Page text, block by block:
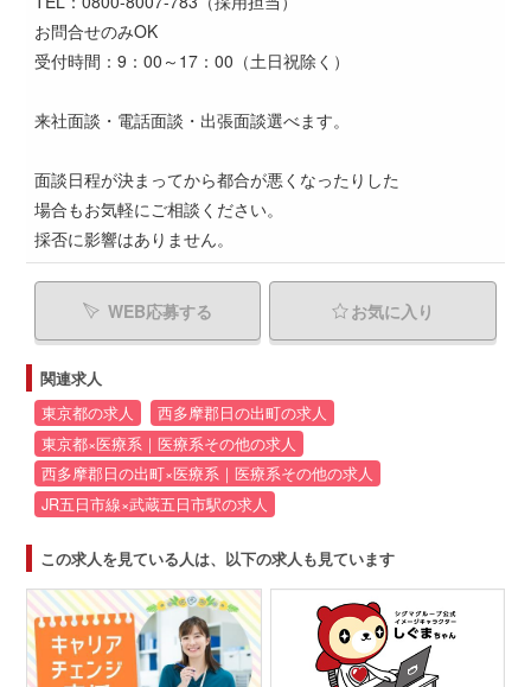
お問合せのみOK
受付時間：9：00～17：00（土日祝除く）
来社面談・電話面談・出張面談選べます。
面談日程が決まってから都合が悪くなったりした
場合もお気軽にご相談ください。
採否に影響はありません。
WEB応募する お気に入り
関連求人
東京都の求人
西多摩郡日の出町の求人
東京都×医療系｜医療系その他の求人
西多摩郡日の出町×医療系｜医療系その他の求人
JR五日市線×武蔵五日市駅の求人
この求人を見ている人は、以下の求人も見ています